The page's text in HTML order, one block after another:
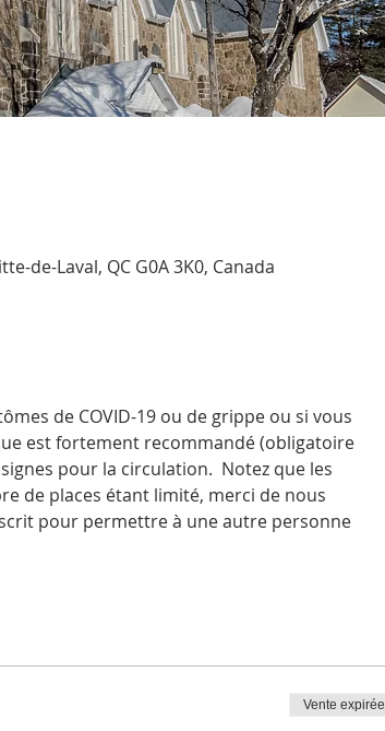
de-Laval, QC G0A 3K0, Canada
de COVID-19 ou de grippe ou si vous
est fortement recommandé (obligatoire
pour la circulation.  Notez que les
de places étant limité, merci de nous
pour permettre à une autre personne
Vente expirée